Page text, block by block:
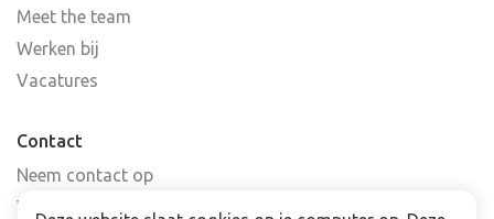
Meet the team
Werken bij
Vacatures
Contact
Neem contact op
Veelgestelde vragen